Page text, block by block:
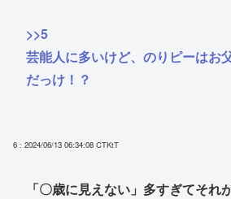
>>5
芸能人に多いけど、のりピーはお
だっけ！？
6 : 2024/06/13 06:34:08 CTKtT
「〇歳に見えない」多すぎてそれ